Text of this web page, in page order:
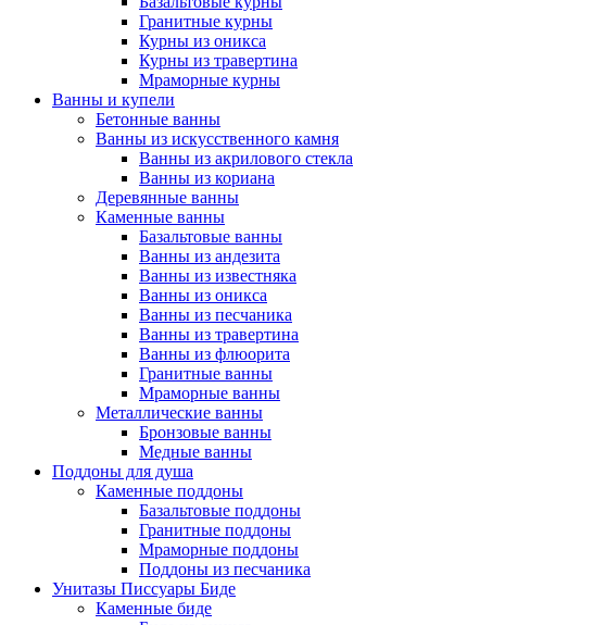
Гранитные курны
Курны из оникса
Курны из травертина
Мраморные курны
Ванны и купели
Бетонные ванны
Ванны из искусственного камня
Ванны из акрилового стекла
Ванны из кориана
Деревянные ванны
Каменные ванны
Базальтовые ванны
Ванны из андезита
Ванны из известняка
Ванны из оникса
Ванны из песчаника
Ванны из травертина
Ванны из флюорита
Гранитные ванны
Мраморные ванны
Металлические ванны
Бронзовые ванны
Медные ванны
Поддоны для душа
Каменные поддоны
Базальтовые поддоны
Гранитные поддоны
Мраморные поддоны
Поддоны из песчаника
Унитазы Писсуары Биде
Каменные биде